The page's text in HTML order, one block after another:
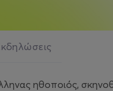
ηθοποιός,